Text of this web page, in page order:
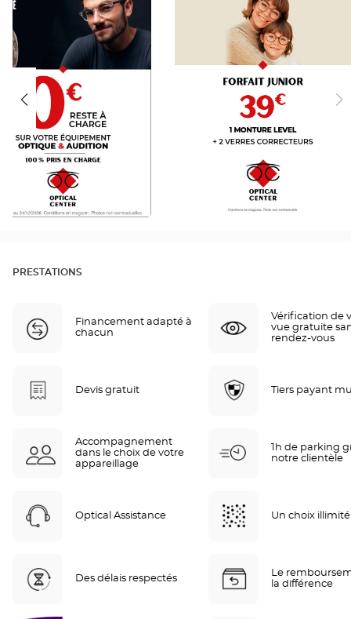
PRESTATIONS
Financement adapté à
chacun
Vérification de
vue gratuite
rendez-vous
Devis gratuit Tiers payant
Accompagnement
dans le choix de votre
appareillage
1h de parking
notre clientèle
Optical Assistance Un choix illimité
Des délais respectés
Le
la différence